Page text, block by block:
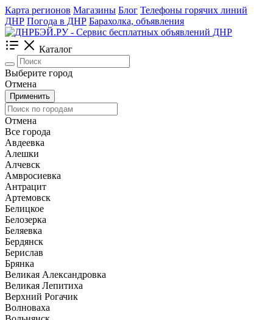
Карта регионов Магазины Блог Телефоны горячих линий
ДНР Погода в ДНР Барахолка, объявления
Каталог
Выберите город
Отмена
Применить
Отмена
Все города
Авдеевка
Алешки
Алчевск
Амвросиевка
Антрацит
Артемовск
Белицкое
Белозерка
Беляевка
Бердянск
Берислав
Брянка
Великая Александровка
Великая Лепитиха
Верхний Рогачик
Волноваха